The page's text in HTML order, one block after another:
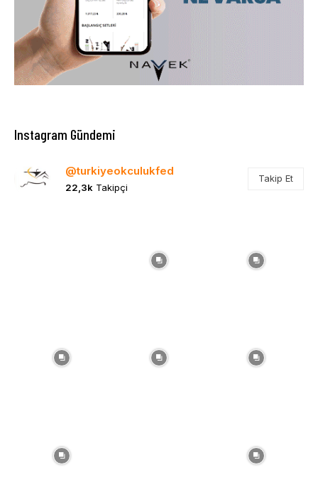
Instagram Gündemi
@turkiyeokculukfed
22,3k Takipçi
Takip Et